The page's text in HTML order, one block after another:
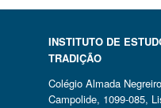
INSTITUTO DE
TRADIÇÃO
Colégio Almada
Campolide, 1099-085,